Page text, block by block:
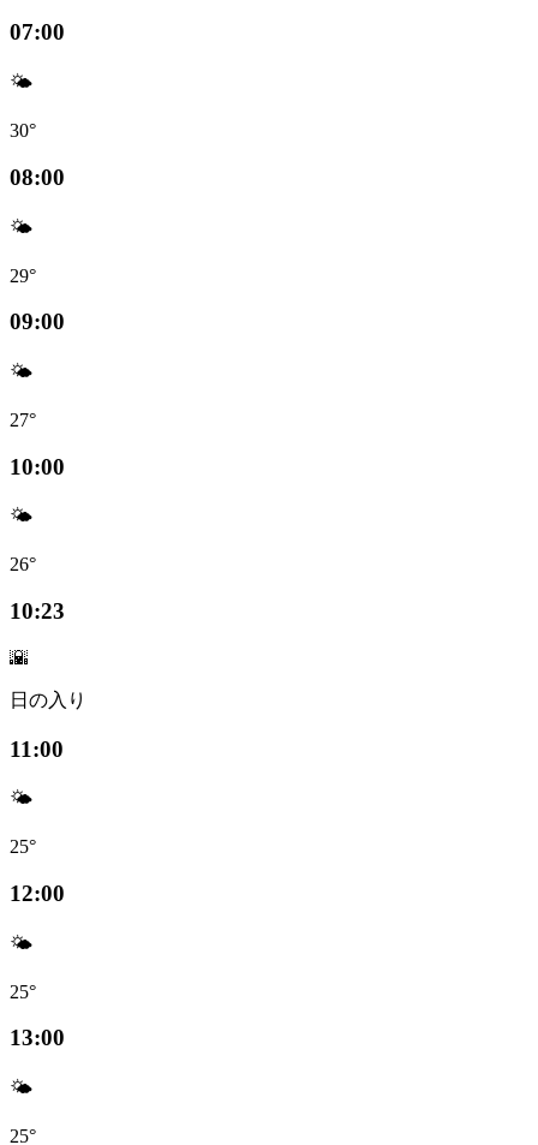
07:00
🌤️
30°
08:00
🌤️
29°
09:00
🌤️
27°
10:00
🌤️
26°
10:23
🌇
日の入り
11:00
🌤️
25°
12:00
🌤️
25°
13:00
🌤️
25°